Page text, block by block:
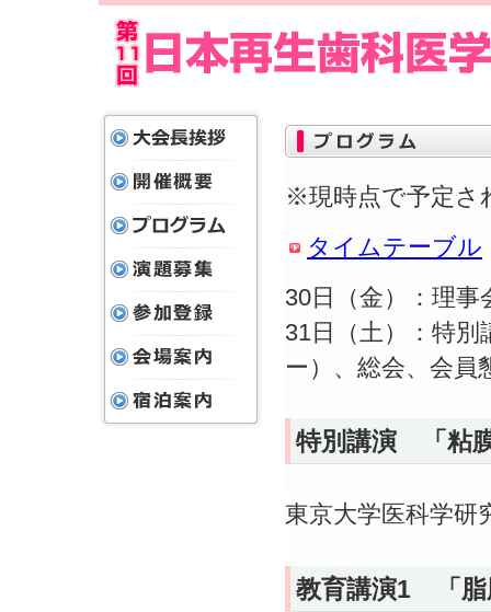
※現時点で予定さ
タイムテーブル
30日（金）：理事
31日（土）：特
ー）、総会、会員
特別講演 「粘
東京大学医科学研
教育講演1 「脂